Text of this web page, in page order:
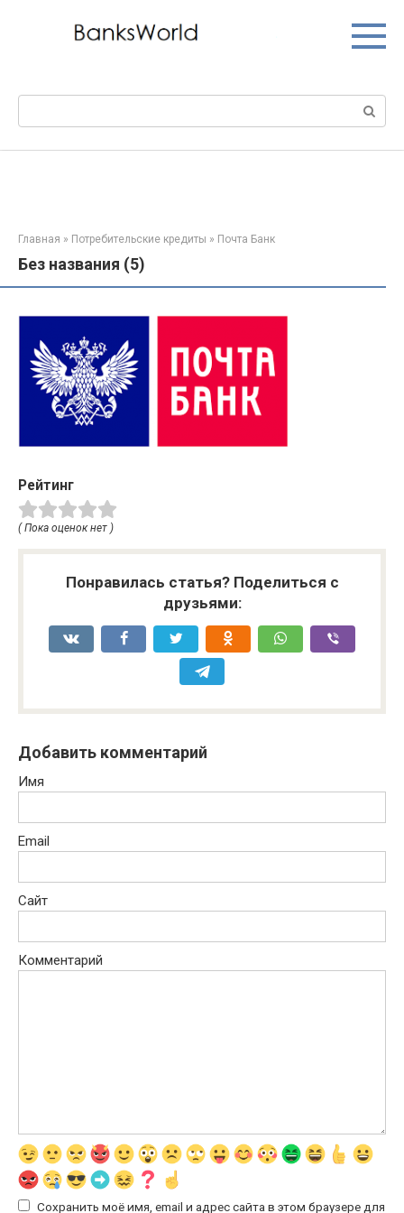
Поиск:
Главная » Потребительские кредиты » Почта Банк
Без названия (5)
Рейтинг
( Пока оценок нет )
Понравилась статья? Поделиться с
друзьями:
Добавить комментарий
Имя
Email
Сайт
Комментарий
Сохранить моё имя, email и адрес сайта в этом браузере для